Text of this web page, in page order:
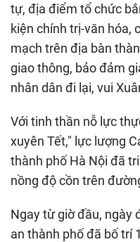
tự, địa điểm tổ chức
kiện chính trị-văn hóa,
mạch trên địa bàn
giao thông, bảo đảm
nhân dân đi lại, vui
Với tinh thần nỗ lực
xuyên Tết," lực lượng
thành phố Hà Nội đã
nồng độ cồn trên
Ngay từ giờ đầu, ngày
an thành phố đã bố trí